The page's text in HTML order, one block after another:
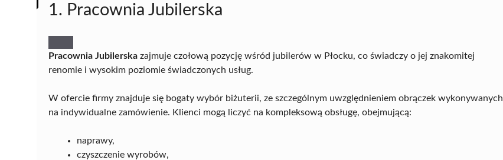
1. Pracownia Jubilerska
Pracownia Jubilerska zajmuje czołową pozycję wśród jubilerów w Płocku, co świadczy o jej znakomitej
renomie i wysokim poziomie świadczonych usług.
W ofercie firmy znajduje się bogaty wybór biżuterii, ze szczególnym uwzględnieniem obrączek wykonywanych
na indywidualne zamówienie. Klienci mogą liczyć na kompleksową obsługę, obejmującą:
naprawy,
czyszczenie wyrobów,